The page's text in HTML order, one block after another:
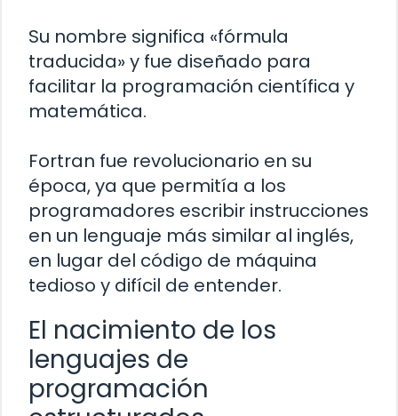
Su nombre significa «fórmula
traducida» y fue diseñado para
facilitar la programación científica y
matemática.
Fortran fue revolucionario en su
época, ya que permitía a los
programadores escribir instrucciones
en un lenguaje más similar al inglés,
en lugar del código de máquina
tedioso y difícil de entender.
El nacimiento de los
lenguajes de
programación